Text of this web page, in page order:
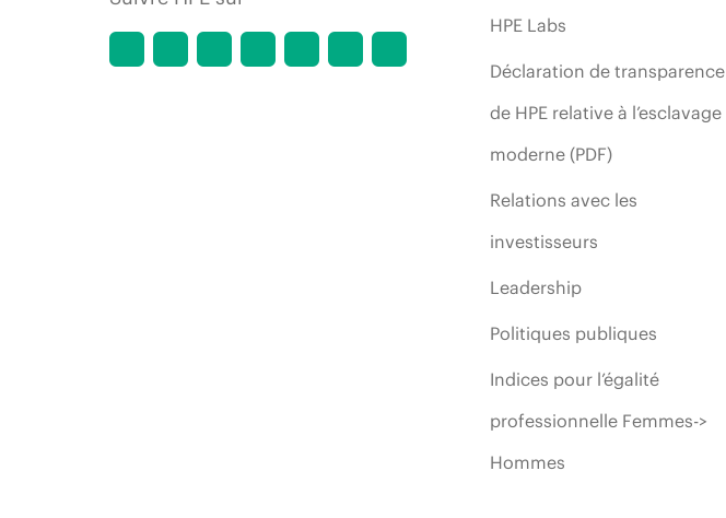
HPE Labs
Déclaration de transparence
de HPE relative à l’esclavage
moderne (PDF)
Relations avec les
investisseurs
Leadership
Politiques publiques
Indices pour l’égalité
professionnelle Femmes->
Hommes